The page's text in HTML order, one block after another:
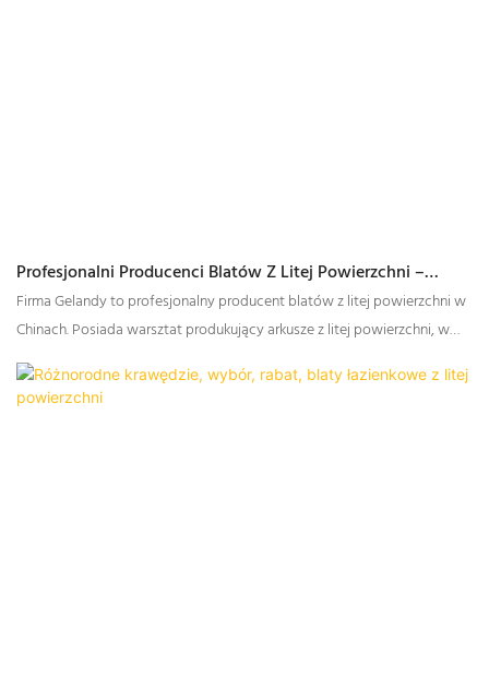
Profesjonalni Producenci Blatów Z Litej Powierzchni –
Gelandy
Firma Gelandy to profesjonalny producent blatów z litej powierzchni w
Chinach. Posiada warsztat produkujący arkusze z litej powierzchni, w
którym wytwarzane są materiały niezbędne do produkcji blatów.
Ponadto firma ma własną fabrykę zajmującą się obróbką blatów z litej